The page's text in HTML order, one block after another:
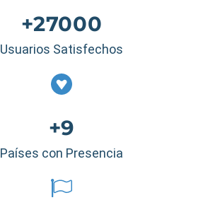
+27000
Usuarios Satisfechos
+9
Países con Presencia